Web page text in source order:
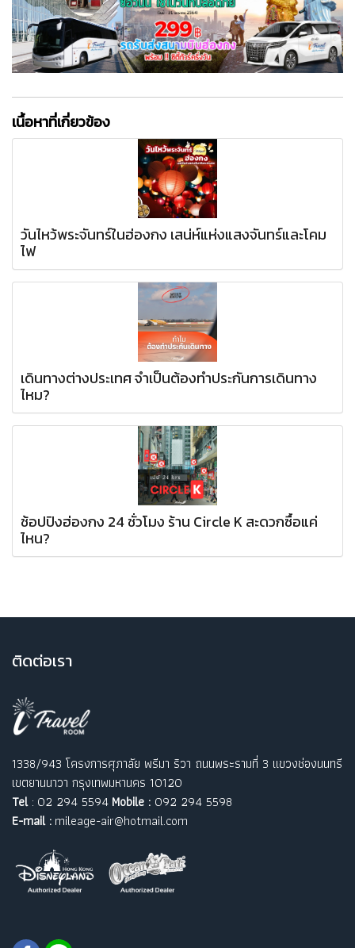
เนื้อหาที่เกี่ยวข้อง
วันไหว้พระจันทร์ในฮ่องกง เสน่ห์แห่งแสงจันทร์และโคม
ไฟ
เดินทางต่างประเทศ จำเป็นต้องทำประกันการเดินทาง
ไหม?
ช้อปปิงฮ่องกง 24 ชั่วโมง ร้าน Circle K สะดวกซื้อแค่
ไหน?
ติดต่อเรา
1338/943 โครงการศุภาลัย พรีมา ริวา ถนนพระรามที่ 3 แขวงช่องนนทรี
เขตยานนาวา กรุงเทพมหานคร 10120
Tel: 02 294 5594 Mobile : 092 294 5598
E-mail : mileage-air@hotmail.com